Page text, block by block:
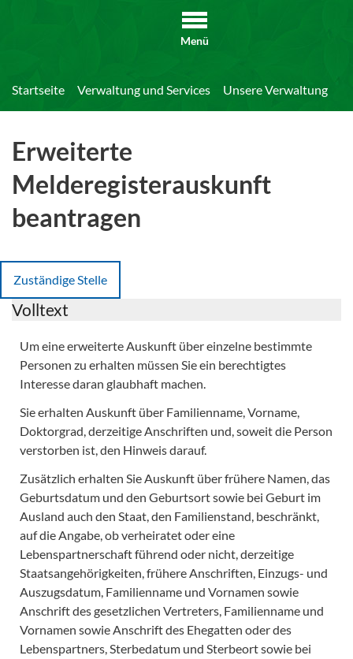
Menü
Startseite Verwaltung und Services Unsere Verwaltung
Erweiterte
Melderegisterauskunft
beantragen
Zuständige Stelle
Volltext
Um eine erweiterte Auskunft über einzelne bestimmte
Personen zu erhalten müssen Sie ein berechtigtes
Interesse daran glaubhaft machen.
Sie erhalten Auskunft über Familienname, Vorname,
Doktorgrad, derzeitige Anschriften und, soweit die Person
verstorben ist, den Hinweis darauf.
Zusätzlich erhalten Sie Auskunft über frühere Namen, das
Geburtsdatum und den Geburtsort sowie bei Geburt im
Ausland auch den Staat, den Familienstand, beschränkt,
auf die Angabe, ob verheiratet oder eine
Lebenspartnerschaft führend oder nicht, derzeitige
Staatsangehörigkeiten, frühere Anschriften, Einzugs- und
Auszugsdatum, Familienname und Vornamen sowie
Anschrift des gesetzlichen Vertreters, Familienname und
Vornamen sowie Anschrift des Ehegatten oder des
Lebenspartners, Sterbedatum und Sterbeort sowie bei